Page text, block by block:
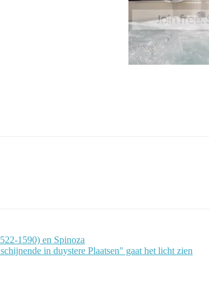
1590) en Spinoza
in duystere Plaatsen" gaat het licht zien